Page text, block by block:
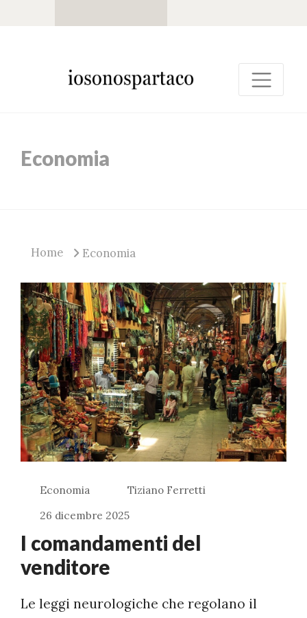
Economia
Home Economia
Economia
Tiziano Ferretti
26 dicembre 2025
I comandamenti del
venditore
Le leggi neurologiche che regolano il